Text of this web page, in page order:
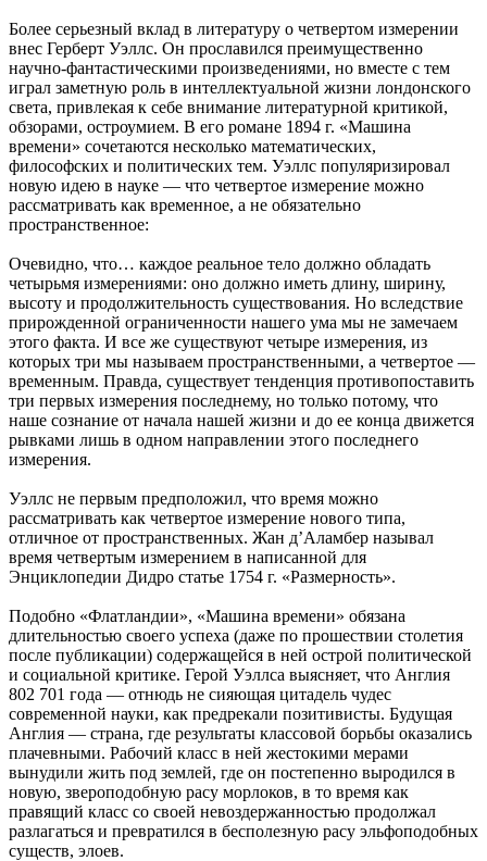
Более серьезный вклад в литературу о четвертом измерении
внес Герберт Уэллс. Он прославился преимущественно
научно-фантастическими произведениями, но вместе с тем
играл заметную роль в интеллектуальной жизни лондонского
света, привлекая к себе внимание литературной критикой,
обзорами, остроумием. В его романе 1894 г. «Машина
времени» сочетаются несколько математических,
философских и политических тем. Уэллс популяризировал
новую идею в науке — что четвертое измерение можно
рассматривать как временное, а не обязательно
пространственное:
Очевидно, что… каждое реальное тело должно обладать
четырьмя измерениями: оно должно иметь длину, ширину,
высоту и продолжительность существования. Но вследствие
прирожденной ограниченности нашего ума мы не замечаем
этого факта. И все же существуют четыре измерения, из
которых три мы называем пространственными, а четвертое —
временным. Правда, существует тенденция противопоставить
три первых измерения последнему, но только потому, что
наше сознание от начала нашей жизни и до ее конца движется
рывками лишь в одном направлении этого последнего
измерения.
Уэллс не первым предположил, что время можно
рассматривать как четвертое измерение нового типа,
отличное от пространственных. Жан д’Аламбер называл
время четвертым измерением в написанной для
Энциклопедии Дидро статье 1754 г. «Размерность».
Подобно «Флатландии», «Машина времени» обязана
длительностью своего успеха (даже по прошествии столетия
после публикации) содержащейся в ней острой политической
и социальной критике. Герой Уэллса выясняет, что Англия
802 701 года — отнюдь не сияющая цитадель чудес
современной науки, как предрекали позитивисты. Будущая
Англия — страна, где результаты классовой борьбы оказались
плачевными. Рабочий класс в ней жестокими мерами
вынудили жить под землей, где он постепенно выродился в
новую, звероподобную расу морлоков, в то время как
правящий класс со своей невоздержанностью продолжал
разлагаться и превратился в бесполезную расу эльфоподобных
существ, элоев.